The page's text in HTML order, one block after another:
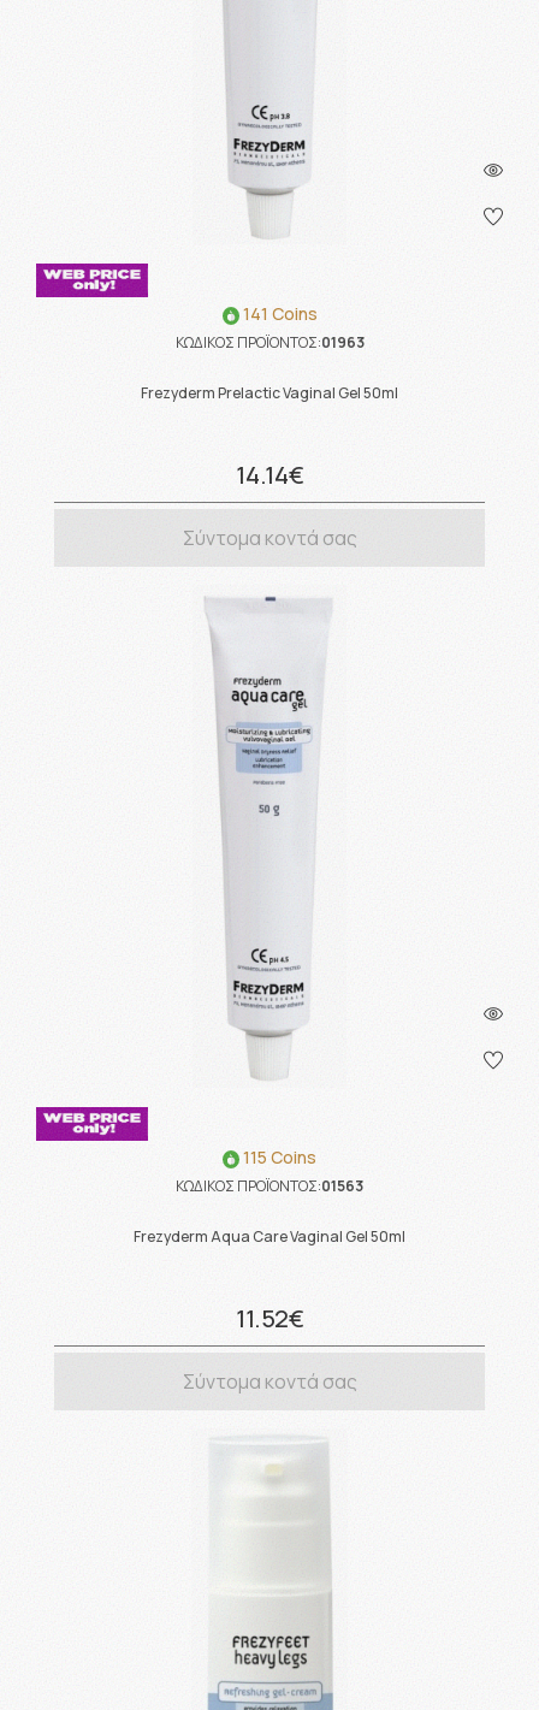
141 Coins
ΚΩΔΙΚΟΣ ΠΡΟΪΟΝΤΟΣ:01963
Frezyderm Prelactic Vaginal Gel 50ml
14.14€
Σύντομα κοντά σας
115 Coins
ΚΩΔΙΚΟΣ ΠΡΟΪΟΝΤΟΣ:01563
Frezyderm Aqua Care Vaginal Gel 50ml
11.52€
Σύντομα κοντά σας